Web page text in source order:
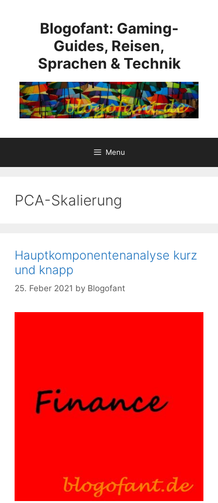
Blogofant: Gaming-
Guides, Reisen,
Sprachen & Technik
Menu
PCA-Skalierung
Hauptkomponentenanalyse kurz
und knapp
25. Feber 2021 by Blogofant